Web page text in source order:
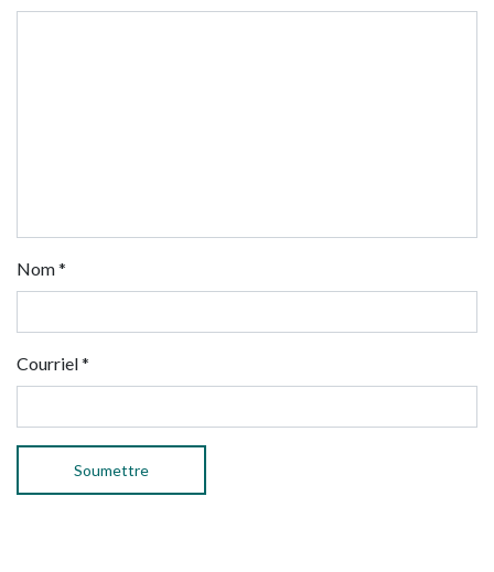
Nom*
Courriel*